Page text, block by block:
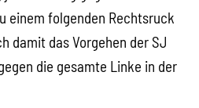
einem folgenden Rechtsruck
damit das Vorgehen der SJ
die gesamte Linke in der